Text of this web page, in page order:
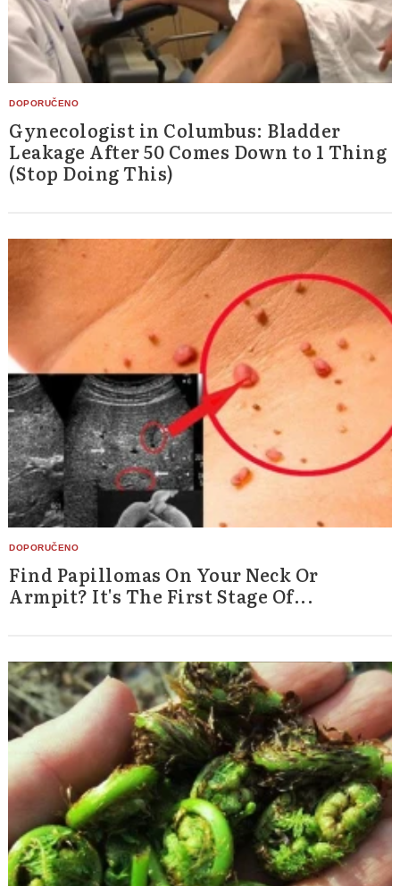
Gynecologist in Columbus: Bladder
Leakage After 50 Comes Down to 1 Thing
(Stop Doing This)
Find Papillomas On Your Neck Or
Armpit? It's The First Stage Of...